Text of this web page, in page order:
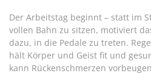
Der Arbeitstag beginnt – statt im
vollen Bahn zu sitzen, motiviert
dazu, in die Pedale zu treten.
hält Körper und Geist fit und
kann Rückenschmerzen